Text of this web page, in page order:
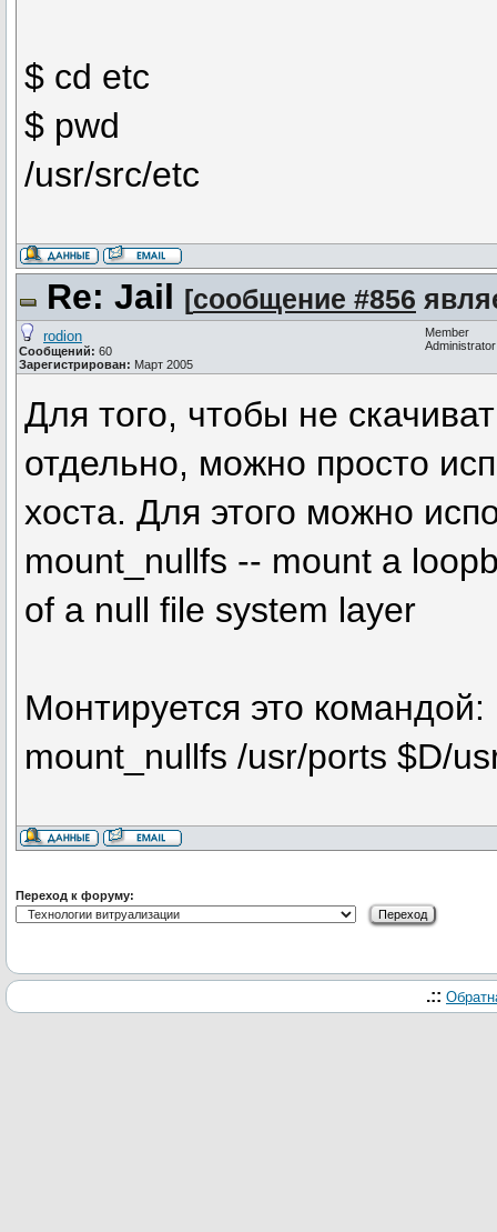
$ cd etc
$ pwd
/usr/src/etc
Re: Jail [сообщение #856
rodion
Сообщений: 60
Зарегистрирован: Март 2005
Member
Administrator
Для того, чтобы не
отдельно, можно просто
хоста. Для этого можно
mount_nullfs -- mount a
of a null file system layer
Монтируется это командой:
mount_nullfs /usr/ports $D/
Переход к форуму:
.::